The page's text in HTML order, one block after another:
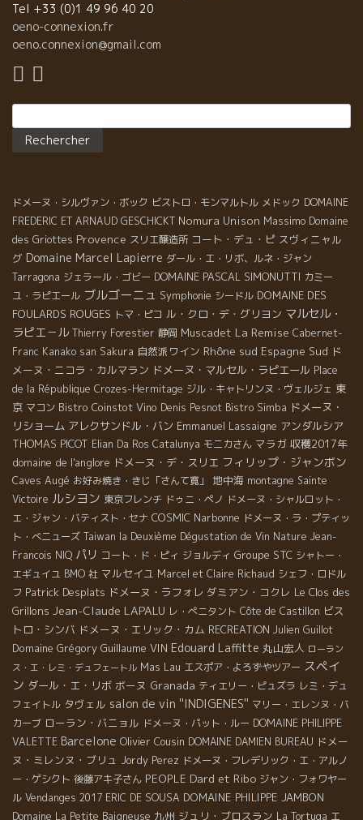
Tel +33 (0)1 49 96 40 20
oeno-connexion.fr
oeno.connexion@gmail.com
ドメーヌ・シルヴァン・ボック ビストロ・モンマルトル メドック DOMAINE
FREDERIC ET ARNAUD GESCHICKT Nomura Unison Massimo Domaine
des Griottes Provence スリエ醸造所 コート・デュ・ピ スヴィニャル
グ Domaine Marcel Lapierre ダール・エ・リボ、ルネ・ジャン
Tarragona ジェラール・ゴビー DOMAINE PASCAL SIMONUTTI カミー
ユ・ラピエール ブルゴーニュ Symphonie シードル DOMAINE DES
FOULARDS ROUGES トマ・ピコ ル・クロ・デ・グリヨン マルセル・
ラピエ－ル Thierry Forestier 静岡 Muscadet La Remise Cabernet-
Franc Kanako san Sakura 自然派ワイン Rhône sud Espagne Sud ド
メーヌ・ニコラ・カルマラン ドメーヌ・マルセル・ラピエール Place
de la République Crozes-Hermitage ジル・キャトリンヌ・ヴェルジェ 東
京 マコン Bistro Coinstot Vino Denis Pesnot Bistro Simba ドメーヌ・
リショーム アレクサンドル・バン Emmanuel Lassaigne アンダルシア
THOMAS PICOT Elian Da Ros Catalunya モニカさん マラガ 収穫2017年
domaine de l'anglore ドメーヌ・デ・スリエ フィリップ・ジャンボン
Caves Augé お好み焼き・きじ「さんて寛」 地中海 montagne Sainte
Victoire ルシヨン 東京フレンチ ドゥニ・ペノ ドメーヌ・シャルロット・
エ・ジャン・バティスト・セナ COSMIC Narbonne ドメーヌ・ラ・プティッ
ト・べニューズ Taiwan la Deuxième Dégustation de Vin Nature Jean-
Francois NIQ パリ コート・ド・ピィ ジョルディ Groupe STC シャトー・
エギュイユ BMO 社 マルセイユ Marcel et Claire Richaud シェフ・ロドル
フ Patrick Desplats ドメーヌ・ラフォレ ダミアン・コクレ Le Clos des
Grillons Jean-Claude LAPALU レ・ぺニタント Côte de Castillon ビス
トロ・シンバ ドメーヌ・エリック・カム RECREATION Julien Guillot
Domaine Grégory Guillaume VIN Edouard Laffitte 丸山宏人 ローラン
ス・エ・レミ・デュフェートル Mas Lau エスポア・よろずやツアー スペイ
ン ダール・エ・リボ ボーヌ Granada ティエリー・ピュズラ レミ・デュ
フェイトル タヴェル salon de vin ''INDIGENES'' マリー・エレンヌ・バ
カーブ ローラン・バニョル ドメーヌ・パット・ルー DOMAINE PHILIPPE
VALETTE Barcelone Olivier Cousin DOMAINE DAMIEN BUREAU ドメー
ヌ・ミレンヌ・ブリュ Jordy Perez ドメーヌ・フレデリック・エ・アルノ
ー・ゲシクト 後藤アキ子さん PEOPLE Dard et Ribo ジャン・フォワヤー
ル Vendanges 2017 ERIC DE SOUSA DOMAINE PHILIPPE JAMBON
Domaine La Petite Baigneuse 九州 ジュリ・ブロスラン La Tortuga エ